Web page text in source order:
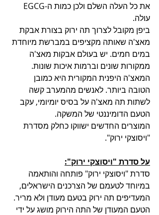
עולה.
ביפן מקובל לצרוך תה ירוק בצורת אבקת
מאצ'ה שאותה מקציפים במברשת מיוחדת
במים חמים. יש בעולם אבקות מאצ'ה
ממקורות שונים וברמות איכות שונות.
המאצ'ה היפנית המקורית היא כמובן
הטובה ביותר. לאנשים מהמערב קשה
לשתות תה מאצ'ה על בסיס יומיומי, עקב
הטעם הדומיננטי של המשקה.
המוצרים החדשים ישווקו כחלק מסדרת
"ויסוצקי ירוק".
על סדרת "ויסוצקי ירוק":
סדרת "ויסוצקי ירוק" פותחה והותאמה
במיוחד לטעמם של הצרכנים הישראלים,
המעדיפים תה ירוק בטעם מעודן ולא מריר.
הטעם המעודן של התה הירוק מושג על ידי